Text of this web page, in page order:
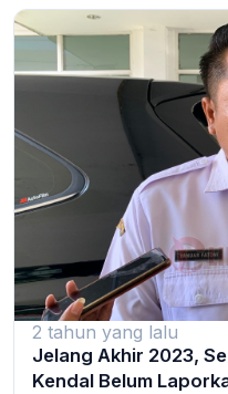
2 tahun yang lalu
Jelang Akhir 2023,
Kendal Belum